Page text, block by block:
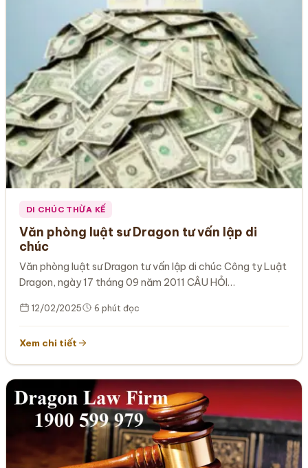
DI CHÚC THỪA KẾ
Văn phòng luật sư Dragon tư vấn lập di
chúc
Văn phòng luật sư Dragon tư vấn lập di chúc Công ty Luật
Dragon, ngày 17 tháng 09 năm 2011 CÂU HỎI…
12/02/2025 6 phút đọc
Xem chi tiết